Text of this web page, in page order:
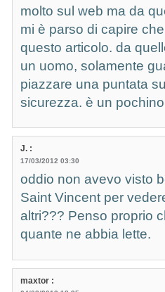
molto sul web ma da
mi è parso di capire
questo articolo. da
un uomo, solamente
piazzare una puntata
sicurezza. è un
J. :
17/03/2012 03:30
oddio non avevo visto
Saint Vincent per
altri??? Penso proprio
quante ne abbia lette.
maxtor :